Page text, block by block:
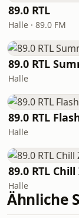
89.0 RTL
Halle · 89.0 FM
89.0 RTL
Halle
89.0 RTL
Halle
89.0 RTL Chill
Halle
Ähnliche